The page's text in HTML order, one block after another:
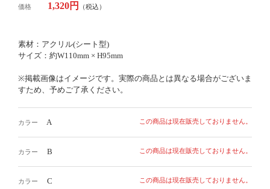
価格 1,320円 （税込）
素材：アクリル(シート型)
サイズ：約W110mm × H95mm
※掲載画像はイメージです。実際の商品とは異なる場合がございま
すため、予めご了承ください。
カラー A この商品は現在販売しておりません。
カラー B この商品は現在販売しておりません。
カラー C この商品は現在販売しておりません。